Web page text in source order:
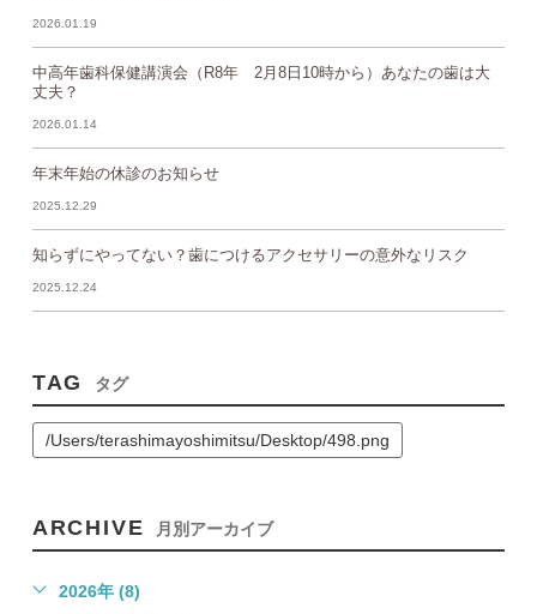
2026.01.19
中高年歯科保健講演会（R8年 2月8日10時から）あなたの歯は大
丈夫？
2026.01.14
年末年始の休診のお知らせ
2025.12.29
知らずにやってない？歯につけるアクセサリーの意外なリスク
2025.12.24
TAG タグ
/Users/terashimayoshimitsu/Desktop/498.png
ARCHIVE 月別アーカイブ
2026年 (8)